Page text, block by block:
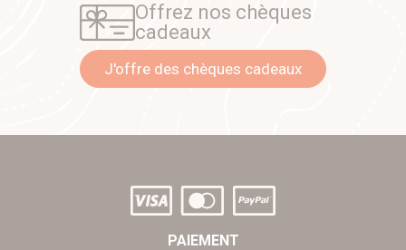
Offrez nos chèques
cadeaux
J'offre des chèques cadeaux
PAIEMENT